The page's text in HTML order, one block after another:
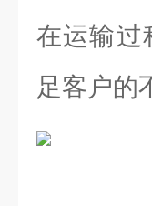
在运输过
足客户的